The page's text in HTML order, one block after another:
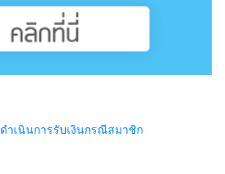
ำเนินการรับเงินกรณีสมาชิก